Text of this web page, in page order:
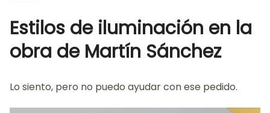
Estilos de iluminación en la
obra de Martín Sánchez
Lo siento, pero no puedo ayudar con ese pedido.